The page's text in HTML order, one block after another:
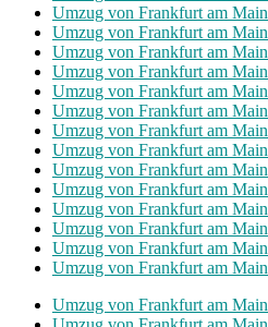
Umzug von Frankfurt am
Umzug von Frankfurt am
Umzug von Frankfurt am
Umzug von Frankfurt am
Umzug von Frankfurt am
Umzug von Frankfurt am
Umzug von Frankfurt am
Umzug von Frankfurt am
Umzug von Frankfurt am
Umzug von Frankfurt am
Umzug von Frankfurt am
Umzug von Frankfurt am
Umzug von Frankfurt am
Umzug von Frankfurt am
Umzug von Frankfurt am